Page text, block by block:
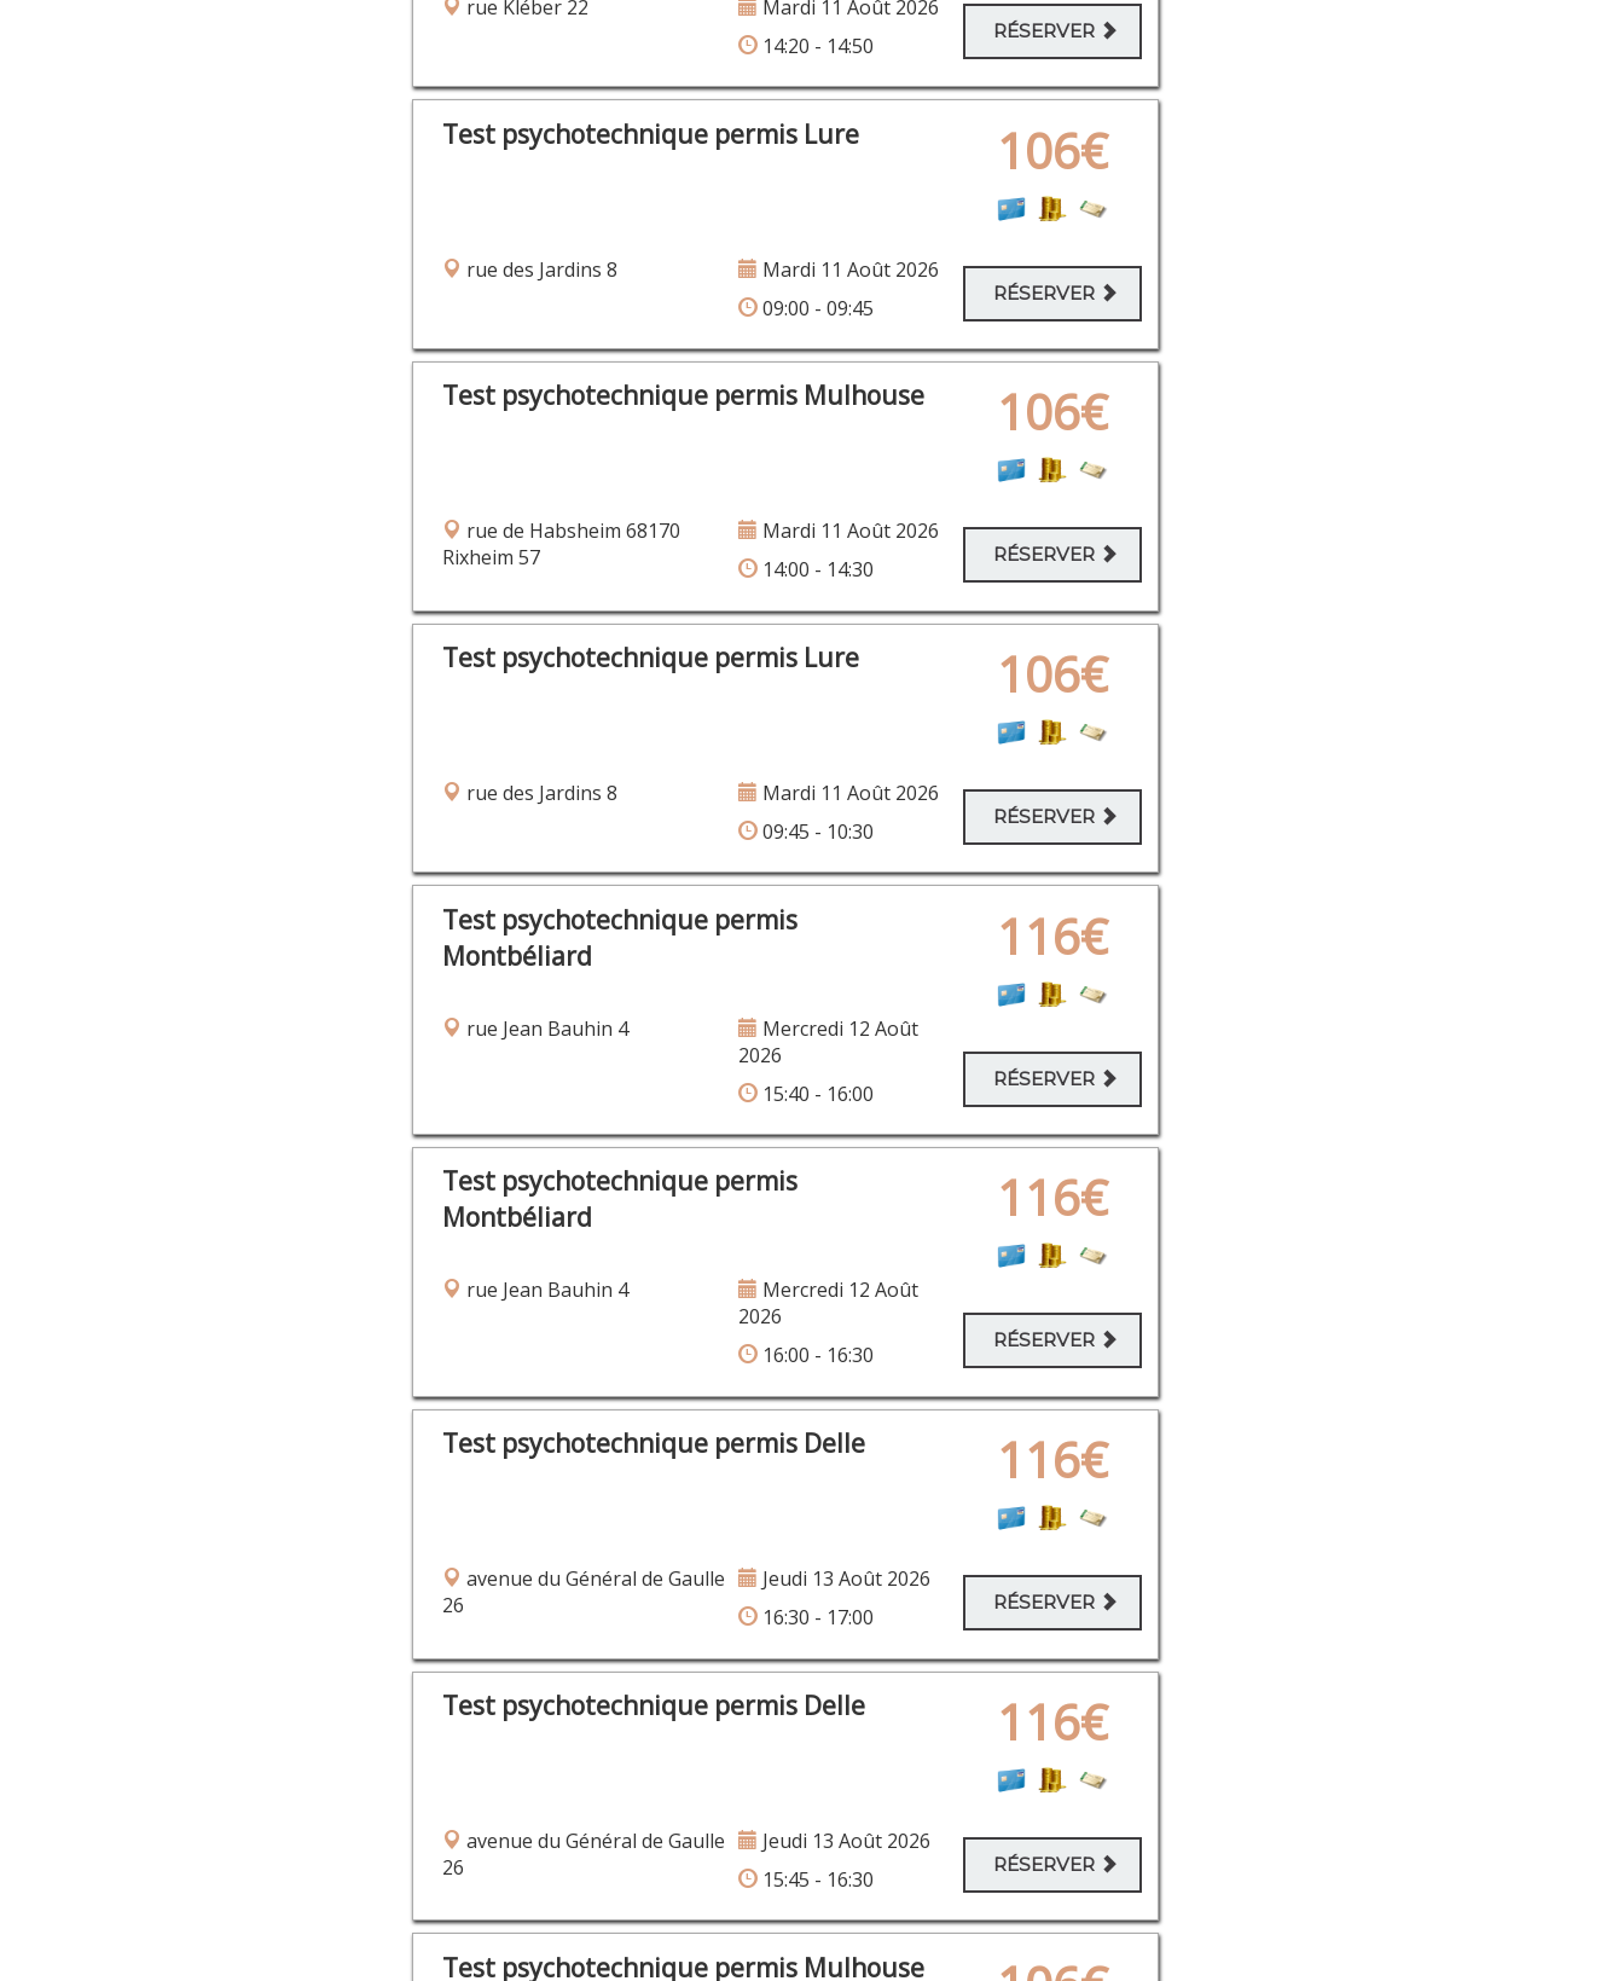
rue Kléber 22
Mardi 11 Août 2026
14:20 - 14:50
RÉSERVER
Test psychotechnique permis Lure
rue des Jardins 8
Mardi 11 Août 2026
09:00 - 09:45
106€
RÉSERVER
Test psychotechnique permis Mulhouse
rue de Habsheim 68170
Rixheim 57
Mardi 11 Août 2026
14:00 - 14:30
106€
RÉSERVER
Test psychotechnique permis Lure
rue des Jardins 8
Mardi 11 Août 2026
09:45 - 10:30
106€
RÉSERVER
Test psychotechnique permis
Montbéliard
rue Jean Bauhin 4
Mercredi 12 Août
2026
15:40 - 16:00
116€
RÉSERVER
Test psychotechnique permis
Montbéliard
rue Jean Bauhin 4
Mercredi 12 Août
2026
16:00 - 16:30
116€
RÉSERVER
Test psychotechnique permis Delle
avenue du Général de Gaulle
26
Jeudi 13 Août 2026
16:30 - 17:00
116€
RÉSERVER
Test psychotechnique permis Delle
avenue du Général de Gaulle
26
Jeudi 13 Août 2026
15:45 - 16:30
116€
RÉSERVER
Test psychotechnique permis Mulhouse